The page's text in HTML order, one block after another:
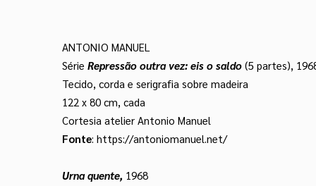
ANTONIO MANUEL
Série Repressão outra vez: eis o saldo (5 partes),
Tecido, corda e serigrafia sobre madeira
122 x 80 cm, cada
Cortesia atelier Antonio Manuel
Fonte: https://antoniomanuel.net/
Urna quente, 1968